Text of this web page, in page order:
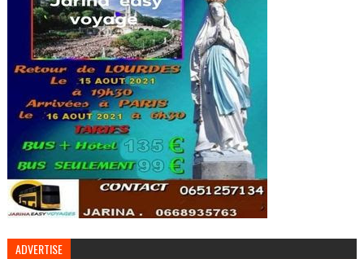
ADVERTISE